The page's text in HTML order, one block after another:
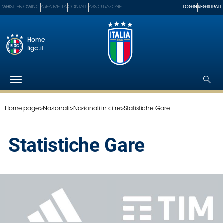
Federazione
Partner
Tecnici
Women
WHISTLEBLOWING AREA MEDIA CONTATTI ASSICURAZIONE LOGIN REGISTRATI
Home
figc.it
Home page>Nazionali>Nazionali in cifre>Statistiche Gare
Statistiche Gare